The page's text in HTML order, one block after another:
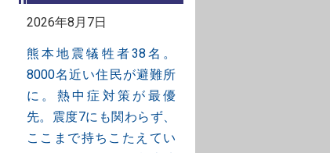
2026年8月7日
熊本地震犠牲者38名。
8000名近い住民が避難所
に。熱中症対策が最優
先。震度7にも関わらず、
ここまで持ちこたえてい